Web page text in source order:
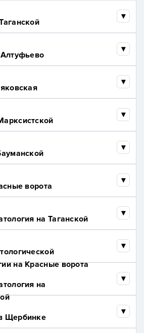
ворота
на Таганской
на Красные ворота
на
Щербинке